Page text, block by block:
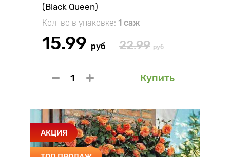
(Black Queen)
Кол-во в упаковке: 1 саж
15.99 руб 22.99 руб
Купить
АКЦИЯ